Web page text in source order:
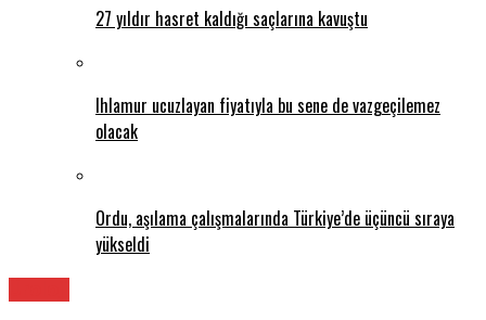
27 yıldır hasret kaldığı saçlarına kavuştu
Ihlamur ucuzlayan fiyatıyla bu sene de vazgeçilemez
olacak
Ordu, aşılama çalışmalarında Türkiye’de üçüncü sıraya
yükseldi